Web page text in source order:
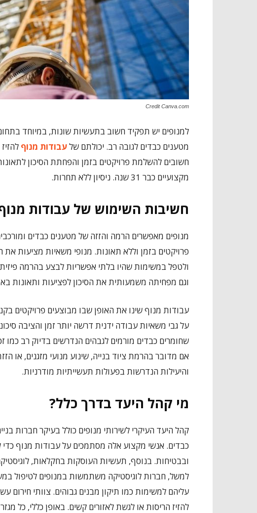
Credit Canva.com
למנופים יש תפקיד חשוב בתעשיות שונות, במיוחד
מטענים כבדים לגובה רב. יכולתם שלעבודות מנוף
חשובים להשלמת פרויקטים בזמן והפחתת הסיכון
מקצועיים כבר 31 שנה. ניסיון ללא תחרות.
חשיבות השימוש של עבודות
מנופים מאפשרים הרמה והזזה של מטענים כבדים
פרויקטים בזמן וללא תאונות. מנופי משאיות מציעות
ולטפל במשימות שהיו בלתי אפשריות לבצע בהרמה
וגם מפחיתה משמעותית את הסיכון לפציעות ותאונות
עבודות מנוף שינו את האופן שבו מבוצעים פרויקטים
על גבי משאיות עבודה ידנית דרשה יותר זמן והציבה
שחומרים כבדים מורמים לגבהים הנדרשים בדיוק רב
אם מדובר בהרמת ציוד בנייה, שינוע מנועי מזגנים, או
והיעילות הנדרשות בפעולות תעשייתיות מודרניות.
מי קהל היעד בדרך כלל?
קהל היעד העיקרי לשירותי מנופים כולל בעיקר חברות
כבדים. אנשי מקצוע אלה מסתמכים על עבודות מנוף כדי
ובבטיחות. בנוסף, תעשיות העוסקות בחקלאות,
למשל, חברות לוגיסטיקה משתמשות במנופים לטיפול
עליהם למשימות כמו תיקון מבנים גבוהים. צוותי חירום
להזיז הריסות או לגשת לאזורים קשים. באופן כללי, כל